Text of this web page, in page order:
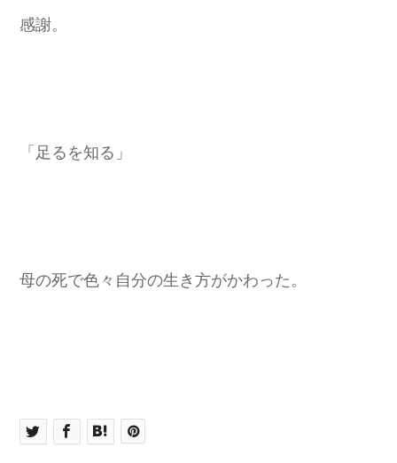
感謝。
「足るを知る」
母の死で色々自分の生き方がかわった。